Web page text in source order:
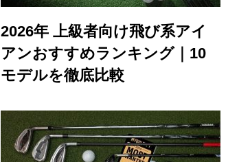
2026年 上級者向け飛び系アイ
アンおすすめランキング｜10
モデルを徹底比較